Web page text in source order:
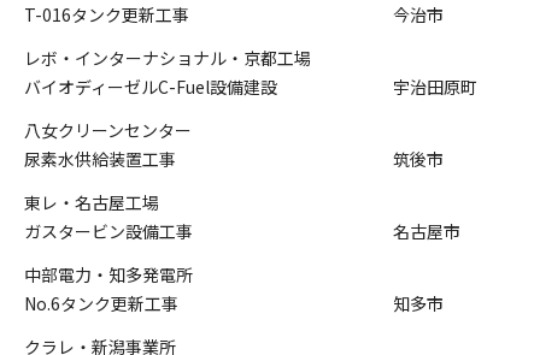
T-016タンク更新工事
今治市
レボ・インターナショナル・京都工場
バイオディーゼルC-Fuel設備建設
宇治田原町
八女クリーンセンター
尿素水供給装置工事
筑後市
東レ・名古屋工場
ガスタービン設備工事
名古屋市
中部電力・知多発電所
No.6タンク更新工事
知多市
クラレ・新潟事業所